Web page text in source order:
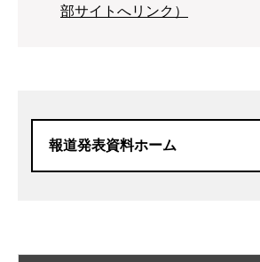
部サイトへリンク）
報道発表資料ホーム